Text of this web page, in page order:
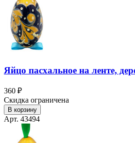
Яйцо пасхальное на ленте,
360 ₽
Скидка ограничена
В корзину
Арт. 43494